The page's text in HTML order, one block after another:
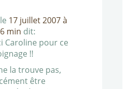
le 17 juillet 2007 à
min dit:
Caroline pour ce
!!
la trouve pas,
être